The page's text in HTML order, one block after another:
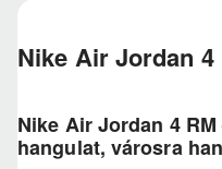
Nike Air Jordan 4
Nike Air Jordan 4
hangulat, városra